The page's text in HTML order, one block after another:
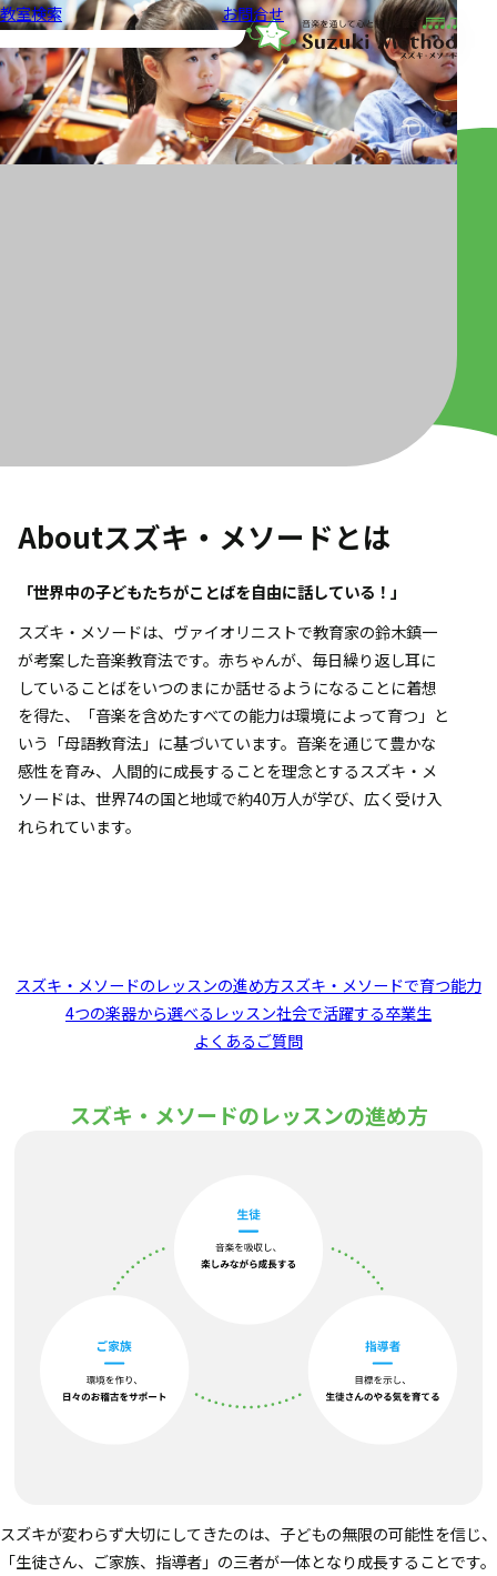
音楽教室スズキ・メソード | 公益
教室検索 お問合せ
Aboutスズキ・メソードとは
「世界中の子どもたちがことばを自由に話している！」
スズキ・メソードは、ヴァイオリニストで教育家の鈴木鎮一
が考案した音楽教育法です。赤ちゃんが、毎日繰り返し耳に
していることばをいつのまにか話せるようになることに着想
を得た、「音楽を含めたすべての能力は環境によって育つ」と
いう「母語教育法」に基づいています。音楽を通じて豊かな
感性を育み、人間的に成長することを理念とするスズキ・メ
ソードは、世界74の国と地域で約40万人が学び、広く受け入
れられています。
スズキ・メソードのレッスンの進め方スズキ・メソードで育つ能力
4つの楽器から選べるレッスン社会で活躍する卒業生
よくあるご質問
スズキ・メソードのレッスンの進め方
スズキが変わらず大切にしてきたのは、子どもの無限の可能性を信じ、
「生徒さん、ご家族、指導者」の三者が一体となり成長することです。